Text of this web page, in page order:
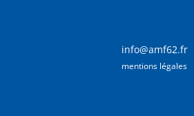
info@amf62.fr
mentions légales